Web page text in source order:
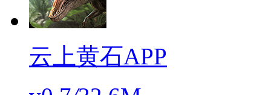
云上黄石APP